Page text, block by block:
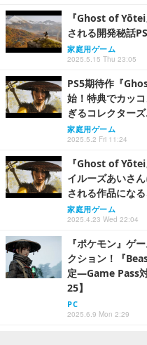
『Ghost of
される開発秘話
家庭用ゲーム
2025.5.15 Thu 23:05
PS5期待作『
始！特典でカッ
ぎるコレクター
家庭用ゲーム
2025.5.2 Fri 11:24
『Ghost of
イルーズあいさ
される作品になる
家庭用ゲーム
2025.4.23 Wed 22:04
『ポケモン』ゲ
クション！『
定―Game Pass
25】
PC
2025.6.9 Mon 2:29